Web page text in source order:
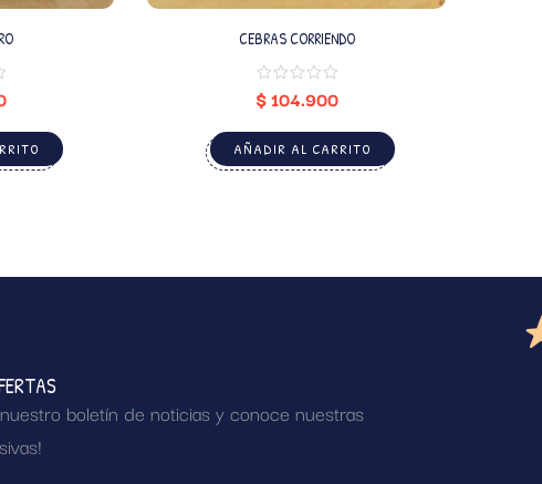
CEBRAS CORRIENDO
$104.900
AÑADIR AL CARRITO
boletín de noticias y conoce nuestras